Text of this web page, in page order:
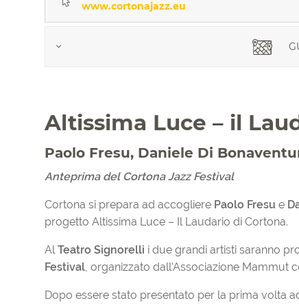
www.cortonajazz.eu
Altissima Luce – il
Paolo Fresu, Daniele Di
Anteprima del Cortona Jazz Festival
Cortona si prepara ad accogliere Paolo Fresu e
progetto Altissima Luce – Il Laudario di Cortona.
AlTeatro Signorelli i due grandi artisti saranno
Festival, organizzato dall’Associazione Mammut
Dopo essere stato presentato per la prima volta